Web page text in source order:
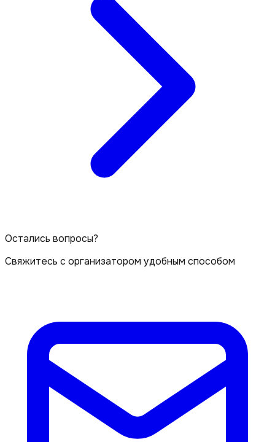
Остались вопросы?
Свяжитесь с организатором удобным способом